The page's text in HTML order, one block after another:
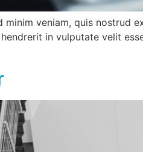
minim veniam, quis nostrud
in vulputate velit